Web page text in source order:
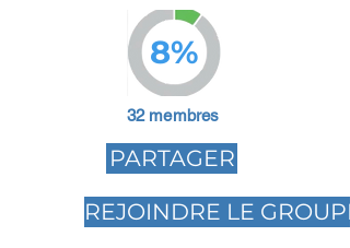
8%
32 membres
PARTAGER
REJOINDRE LE GROUPE